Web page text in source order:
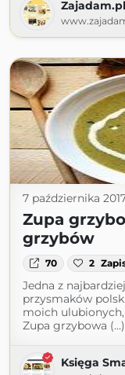
Zajadam.pl
7 października
Zupa
grzybów
70 2
Jedna z
przysmaków
moich
Zupa grzybowa (...)
Księga